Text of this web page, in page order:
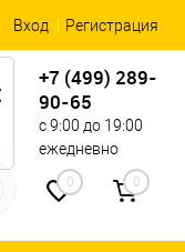
Вход Регистрация
+7 (499) 289-
90-65
с 9:00 до 19:00
ежедневно
0 0